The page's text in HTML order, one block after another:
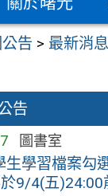
告 > 最新消息
告
圖書室
生學習檔案勾
9/4(五)24:00